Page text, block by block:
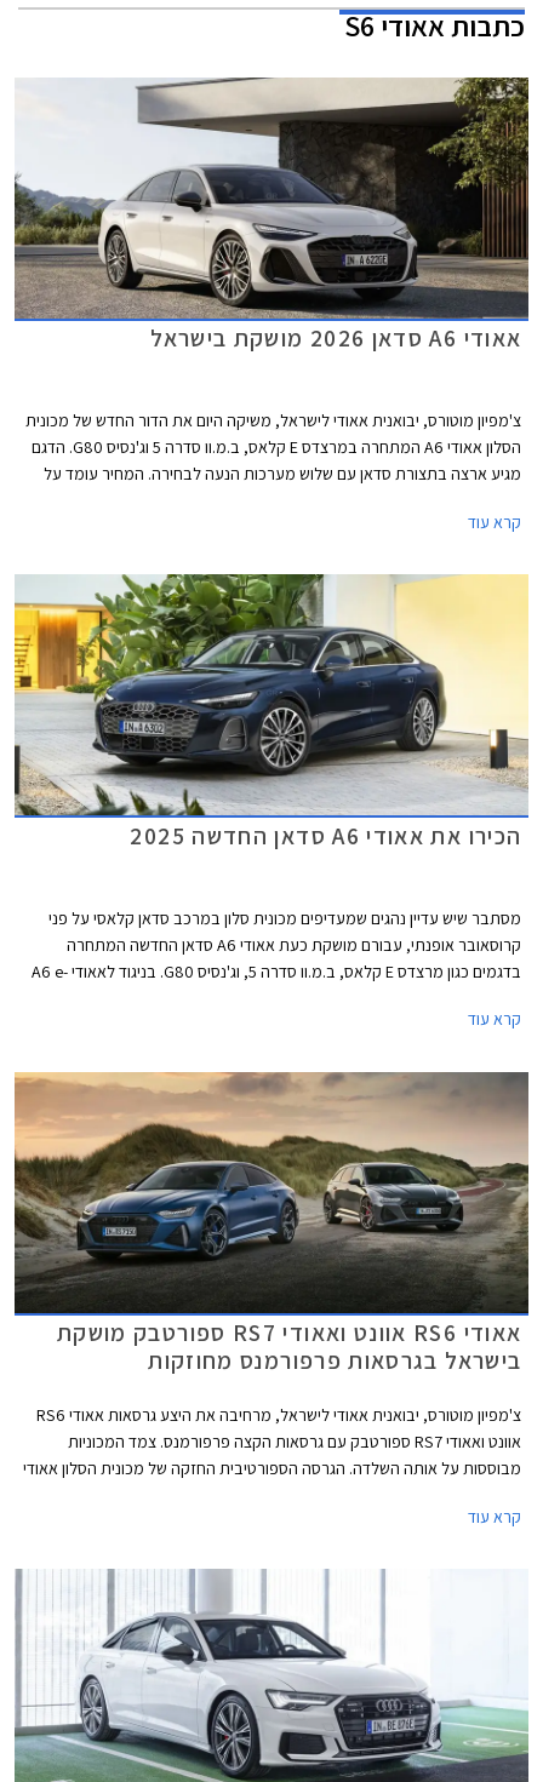
כתבותאאודי S6
אאודי A6 סדאן 2026 מושקת בישראל
צ'מפיון מוטורס, יבואנית אאודי לישראל, משיקה היום את הדור החדש של מכונית
הסלון אאודי A6 המתחרה במרצדס E קלאס, ב.מ.וו סדרה 5 וג'נסיס G80. הדגם
מגיע ארצה בתצורת סדאן עם שלוש מערכות הנעה לבחירה. המחיר עומד על
קרא עוד
הכירו את אאודי A6 סדאן החדשה 2025
מסתבר שיש עדיין נהגים שמעדיפים מכונית סלון במרכב סדאן קלאסי על פני
קרוסאובר אופנתי, עבורם מושקת כעת אאודי A6 סדאן החדשה המתחרה
בדגמים כגון מרצדס E קלאס, ב.מ.וו סדרה 5, וג'נסיס G80. בניגוד לאאודי A6 e-
ברכבים שונים לגמרי, למרות השם הדומה.
קרא עוד
אאודי RS6 אוונט ואאודי RS7 ספורטבק מושקת
בישראל בגרסאות פרפורמנס מחוזקות
צ'מפיון מוטורס, יבואנית אאודי לישראל, מרחיבה את היצע גרסאות אאודי RS6
אוונט ואאודי RS7 ספורטבק עם גרסאות הקצה פרפורמנס. צמד המכוניות
מבוססות על אותה השלדה. הגרסה הספורטיבית החזקה של מכונית הסלון אאודי
קרא עוד